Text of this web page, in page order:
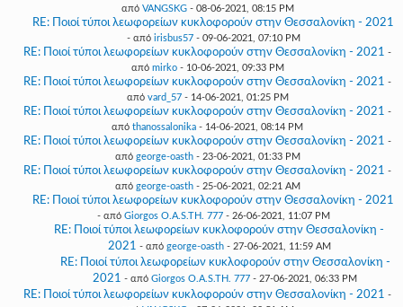
από VANGSKG- 08-06-2021, 08:15 PM
RE: Ποιοί τύποι λεωφορείων κυκλοφορούν στην Θεσσαλονίκη - 2021
- από irisbus57- 09-06-2021, 07:10 PM
RE: Ποιοί τύποι λεωφορείων κυκλοφορούν στην Θεσσαλονίκη - 2021 -
από mirko- 10-06-2021, 09:33 PM
RE: Ποιοί τύποι λεωφορείων κυκλοφορούν στην Θεσσαλονίκη - 2021 -
από vard_57- 14-06-2021, 01:25 PM
RE: Ποιοί τύποι λεωφορείων κυκλοφορούν στην Θεσσαλονίκη - 2021 -
από thanossalonika - 14-06-2021, 08:14 PM
RE: Ποιοί τύποι λεωφορείων κυκλοφορούν στην Θεσσαλονίκη - 2021 -
από george-oasth- 23-06-2021, 01:33 PM
RE: Ποιοί τύποι λεωφορείων κυκλοφορούν στην Θεσσαλονίκη - 2021 -
από george-oasth- 25-06-2021, 02:21 AM
RE: Ποιοί τύποι λεωφορείων κυκλοφορούν στην Θεσσαλονίκη - 2021
- από Giorgos O.A.S.TH. 777- 26-06-2021, 11:07 PM
RE: Ποιοί τύποι λεωφορείων κυκλοφορούν στην Θεσσαλονίκη -
2021 - από george-oasth- 27-06-2021, 11:59 AM
RE: Ποιοί τύποι λεωφορείων κυκλοφορούν στην Θεσσαλονίκη -
2021 - από Giorgos O.A.S.TH. 777 - 27-06-2021, 06:33 PM
RE: Ποιοί τύποι λεωφορείων κυκλοφορούν στην Θεσσαλονίκη - 2021 -